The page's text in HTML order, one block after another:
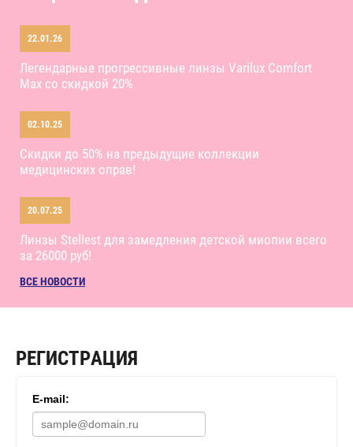
22.01.26
Легендарные прогрессивные линзы Varilux Comfort
Max со скидкой 20%
02.10.25
Скидки до 50% на предыдущие коллекции
медицинских оправ!
20.07.25
Линзы Stellest для замедления детской миопии всего
за 26000 руб!
ВСЕ НОВОСТИ
РЕГИСТРАЦИЯ
E-mail: